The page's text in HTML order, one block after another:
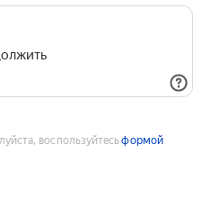
воспользуйтесьформой